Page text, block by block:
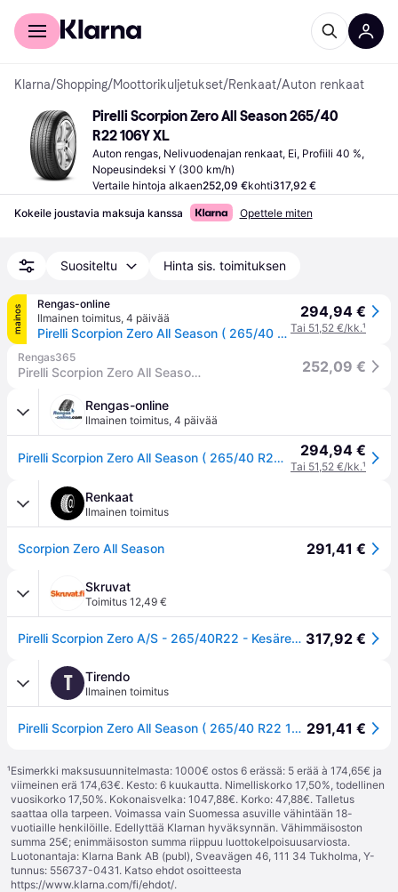
Kuluttajille
Klarna/Shopping/Moottorikuljetukset/Renkaat/Auton renkaat
Pirelli Scorpion Zero All Season 265/40
R22 106Y XL
Auton rengas, Nelivuodenajan renkaat, Ei, Profiili 40 %,
Nopeusindeksi Y (300 km/h)
Vertaile hintoja alkaen252,09 €kohti317,92 €
Kokeile joustavia maksuja kanssa Opettele miten
Suositeltu Hinta sis. toimituksen
mainos
Rengas-online
Ilmainen toimitus, 4 päivää
Pirelli Scorpion Zero All Season ( 265/40 R22 106Y XL J, LR, vannesuojalla (MFS) )
294,94 €
Tai 51,52 €/kk.¹
Rengas365
Pirelli Scorpion Zero All Season 265/40R22 106Y XL J LR Kesärenkaat 252,09 €
Rengas-online
Ilmainen toimitus, 4 päivää
Pirelli Scorpion Zero All Season ( 265/40 R22 106Y XL J, LR, vannesuojalla (MFS) ) 294,94 €
Tai 51,52 €/kk.¹
Renkaat
Ilmainen toimitus
Scorpion Zero All Season 291,41 €
Skruvat
Toimitus 12,49 €
Pirelli Scorpion Zero A/S - 265/40R22 - Kesärenkaat 317,92 €
T Tirendo
Ilmainen toimitus
Pirelli Scorpion Zero All Season ( 265/40 R22 106Y XL J, LR, vannesuojalla (MFS) ) 291,41 €
¹Esimerkki maksusuunnitelmasta: 1000€ ostos 6 erässä: 5 erää à 174,65€ ja
viimeinen erä 174,63€. Kesto: 6 kuukautta. Nimelliskorko 17,50%, todellinen
vuosikorko 17,50%. Kokonaisvelka: 1047,88€. Korko: 47,88€. Talletus
saattaa olla tarpeen. Voimassa vain Suomessa asuville vähintään 18-
vuotiaille henkilöille. Edellyttää Klarnan hyväksynnän. Vähimmäisoston
summa 25€; enimmäisoston summa riippuu luottokelpoisuusarviosta.
Luotonantaja: Klarna Bank AB (publ), Sveavägen 46, 111 34 Tukholma, Y-
tunnus: 556737-0431. Katso ehdot osoitteesta
https://www.klarna.com/fi/ehdot/.